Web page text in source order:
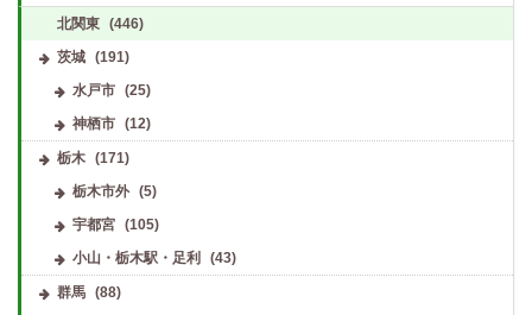
北関東 (446)
茨城 (191)
水戸市
(25)
神栖市
(12)
栃木 (171)
栃木市外
(5)
宇都宮
(105)
小山・栃木駅・足利
(43)
群馬 (88)